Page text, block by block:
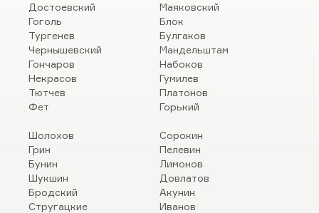
Достоевский
Гоголь
Тургенев
Чернышевский
Гончаров
Некрасов
Тютчев
Фет
Маяковский
Блок
Булгаков
Мандельштам
Набоков
Гумилев
Платонов
Горький
Шолохов
Грин
Бунин
Шукшин
Бродский
Стругацкие
Сорокин
Пелевин
Лимонов
Довлатов
Акунин
Иванов